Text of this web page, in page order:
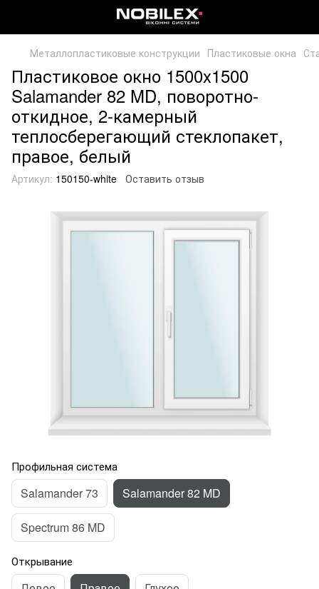
Металлопластиковые конструкции Пластиковые окна
Пластиковое окно 1500x1500
Salamander 82 MD, поворотно-
откидное, 2-камерный
теплосберегающий стеклопакет,
правое, белый
Артикул: 150150-white Оставить отзыв
Профильная система
Salamander 73 Salamander 82 MD
Spectrum 86 MD
Открывание